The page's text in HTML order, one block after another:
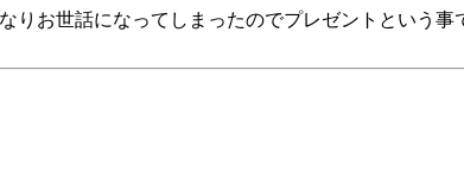
りお世話になってしまったのでプレゼントという事